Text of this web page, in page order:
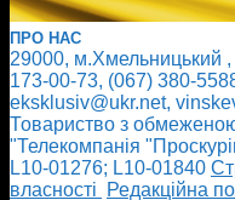
ПРО НАС
29000, м.Хмельницький
173-00-73, (067) 380-
eksklusiv@ukr.net,
Товариство з
"Телекомпанія
L10-01276; L10-01840
власності
Редакційна